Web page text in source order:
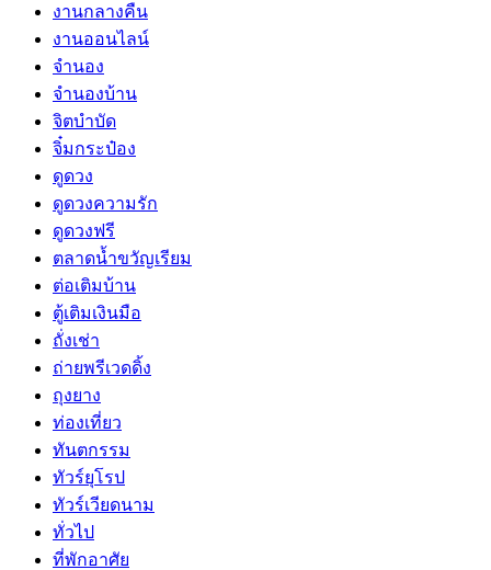
งานกลางคืน
งานออนไลน์
จำนอง
จำนองบ้าน
จิตบำบัด
จิ๋มกระป๋อง
ดูดวง
ดูดวงความรัก
ดูดวงฟรี
ตลาดน้ำขวัญเรียม
ต่อเติมบ้าน
ตู้เติมเงินมือ
ถั่งเช่า
ถ่ายพรีเวดดิ้ง
ถุงยาง
ท่องเที่ยว
ทันตกรรม
ทัวร์ยุโรป
ทัวร์เวียดนาม
ทั่วไป
ที่พักอาศัย